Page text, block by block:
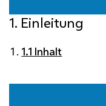
1. Einleitung
1.1 Inhalt